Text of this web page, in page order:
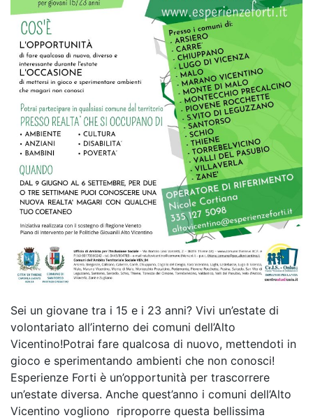
Sei un giovane tra i 15 e i 23 anni? Vivi un’estate di
volontariato all’interno dei comuni dell’Alto
Vicentino!Potrai fare qualcosa di nuovo, mettendoti in
gioco e sperimentando ambienti che non conosci!
Esperienze Forti è un’opportunità per trascorrere
un’estate diversa. Anche quest’anno i comuni dell’Alto
Vicentino vogliono riproporre questa bellissima